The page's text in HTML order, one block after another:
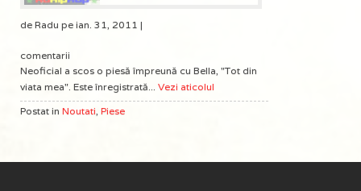
de Radu pe ian. 31, 2011 |
comentarii
Neoficial a scos o piesă împreună cu Bella, "Tot din
viata mea". Este înregistrată... Vezi aticolul
Postat in Noutati, Piese